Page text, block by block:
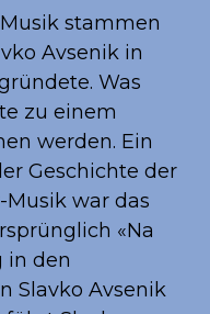
stammen
Avsenik in
Was
zu einem
werden. Ein
Geschichte der
Musik war das
«Na
in den
Slavko Avsenik